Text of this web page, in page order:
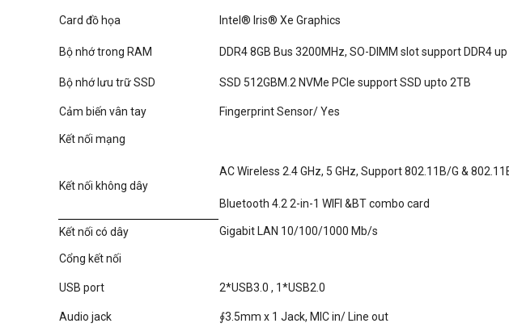
Card đồ họa Intel® Iris® Xe Graphics
Bộ nhớ trong RAM DDR4 8GB Bus 3200MHz, SO-DIMM slot support DDR4
Bộ nhớ lưu trữ SSD SSD 512GBM.2 NVMe PCIe support SSD upto 2TB
Cảm biến vân tay Fingerprint Sensor/ Yes
Kết nối mạng
Kết nối không dây
AC Wireless 2.4 GHz, 5 GHz, Support 802.11B/G &
Bluetooth 4.2 2-in-1 WIFI &BT combo card
Kết nối có dây Gigabit LAN 10/100/1000 Mb/s
Cổng kết nối
USB port 2*USB3.0 , 1*USB2.0
Audio jack ∮3.5mm x 1 Jack, MIC in/ Line out